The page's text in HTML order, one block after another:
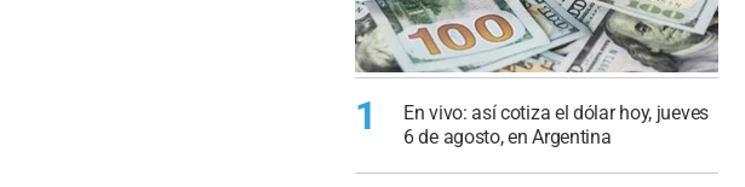
1
En vivo: así cotiza el dólar hoy, jueves
6 de agosto, en Argentina